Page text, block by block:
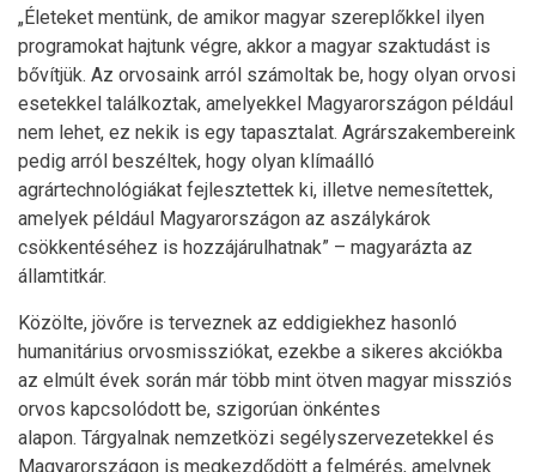
„Életeket mentünk, de amikor magyar szereplőkkel ilyen
programokat hajtunk végre, akkor a magyar szaktudást is
bővítjük. Az orvosaink arról számoltak be, hogy olyan orvosi
esetekkel találkoztak, amelyekkel Magyarországon például
nem lehet, ez nekik is egy tapasztalat. Agrárszakembereink
pedig arról beszéltek, hogy olyan klímaálló
agrártechnológiákat fejlesztettek ki, illetve nemesítettek,
amelyek például Magyarországon az aszálykárok
csökkentéséhez is hozzájárulhatnak” – magyarázta az
államtitkár.
Közölte, jövőre is terveznek az eddigiekhez hasonló
humanitárius orvosmissziókat, ezekbe a sikeres akciókba
az elmúlt évek során már több mint ötven magyar missziós
orvos kapcsolódott be, szigorúan önkéntes
alapon. Tárgyalnak nemzetközi segélyszervezetekkel és
Magyarországon is megkezdődött a felmérés, amelynek